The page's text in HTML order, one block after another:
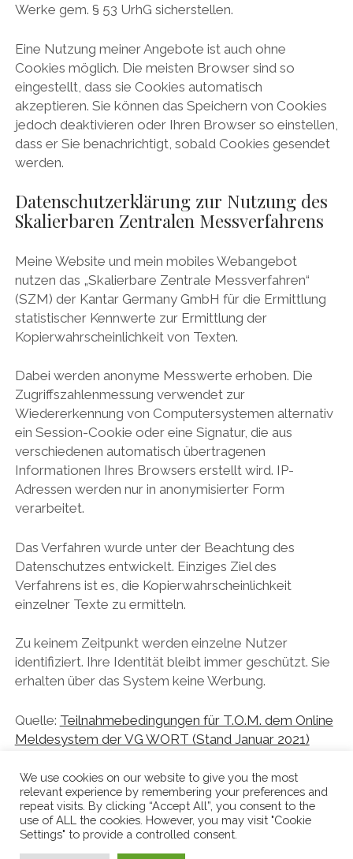
Werke gem. § 53 UrhG sicherstellen.
Eine Nutzung meiner Angebote ist auch ohne
Cookies möglich. Die meisten Browser sind so
eingestellt, dass sie Cookies automatisch
akzeptieren. Sie können das Speichern von Cookies
jedoch deaktivieren oder Ihren Browser so einstellen,
dass er Sie benachrichtigt, sobald Cookies gesendet
werden.
Datenschutzerklärung zur Nutzung des
Skalierbaren Zentralen Messverfahrens
Meine Website und mein mobiles Webangebot
nutzen das „Skalierbare Zentrale Messverfahren“
(SZM) der Kantar Germany GmbH für die Ermittlung
statistischer Kennwerte zur Ermittlung der
Kopierwahrscheinlichkeit von Texten.
Dabei werden anonyme Messwerte erhoben. Die
Zugriffszahlenmessung verwendet zur
Wiedererkennung von Computersystemen alternativ
ein Session-Cookie oder eine Signatur, die aus
verschiedenen automatisch übertragenen
Informationen Ihres Browsers erstellt wird. IP-
Adressen werden nur in anonymisierter Form
verarbeitet.
Das Verfahren wurde unter der Beachtung des
Datenschutzes entwickelt. Einziges Ziel des
Verfahrens ist es, die Kopierwahrscheinlichkeit
einzelner Texte zu ermitteln.
Zu keinem Zeitpunkt werden einzelne Nutzer
identifiziert. Ihre Identität bleibt immer geschützt. Sie
erhalten über das System keine Werbung.
Quelle: Teilnahmebedingungen für T.O.M. dem Online
Meldesystem der VG WORT (Stand Januar 2021)
We use cookies on our website to give you the most
relevant experience by remembering your preferences and
repeat visits. By clicking “Accept All”, you consent to the
use of ALL the cookies. However, you may visit "Cookie
Settings" to provide a controlled consent.